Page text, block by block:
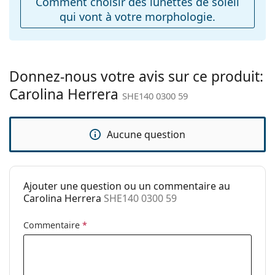
peuvent être livrés avec un sac en tissu au lieu d'un
chiffon.
ajustables:
Oui
Étui:
Oui
Tissu de
Oui
Catégorie:
Lunettes de soleil
Marque:
Carolina Herrera
Code:
qui vont à votre morphologie.
Donnez-nous votre avis sur ce produit:
Carolina Herrera SHE140 0300 59
Aucune question
Ajouter une question ou un commentaire au
Carolina Herrera SHE140 0300 59
Commentaire *